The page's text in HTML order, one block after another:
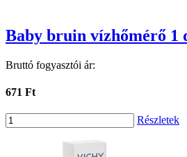
Baby bruin vízhőmérő 1
Bruttó fogyasztói ár:
671 Ft
Részletek